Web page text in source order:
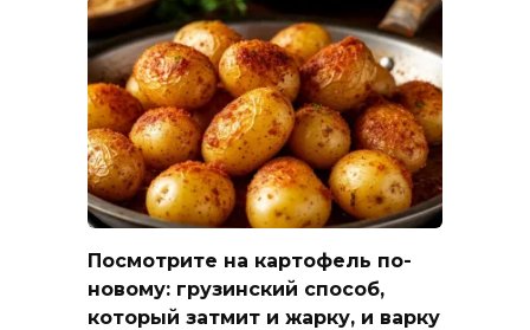
Посмотрите на картофель по-
новому: грузинский способ,
который затмит и жарку, и варку